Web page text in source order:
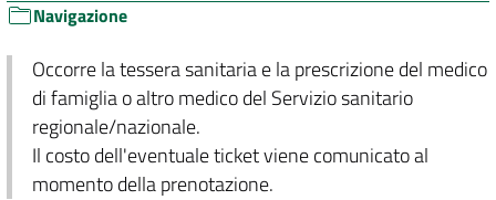
Navigazione
Occorre la tessera sanitaria e la prescrizione del medico
di famiglia o altro medico del Servizio sanitario
regionale/nazionale.
Il costo dell'eventuale ticket viene comunicato al
momento della prenotazione.